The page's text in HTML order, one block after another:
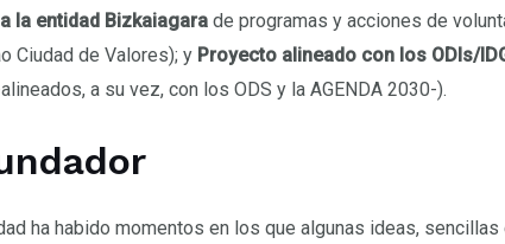
la entidad Bizkaiagarade programas y acciones de
Ciudad de Valores); y Proyecto alineado con los ODIs/
a su vez, con los ODS y la AGENDA 2030-).
ha habido momentos en los que algunas ideas,